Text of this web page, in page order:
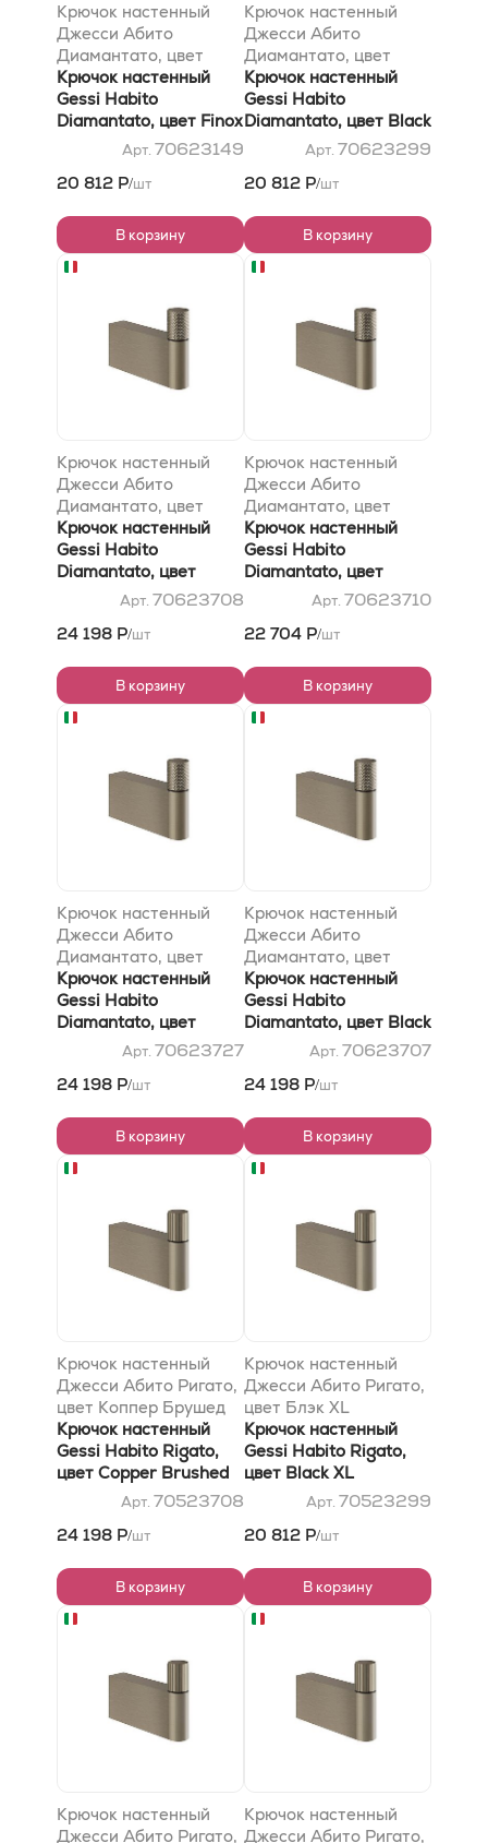
Крючок настенный
Джесси Абито
Диамантато, цвет
Финокс Брушед Никел
Крючок настенный
Gessi Habito
Diamantato, цвет Finox
Brushed Nickel
Арт. 70623149
20 812 Р/шт
В корзину
Крючок настенный
Джесси Абито
Диамантато, цвет
Блэк XL
Крючок настенный
Gessi Habito
Diamantato, цвет Black
Арт. 70623299
20 812 Р/шт
В корзину
Крючок настенный
Джесси Абито
Диамантато, цвет
Коппер Брушед PVD
Крючок настенный
Gessi Habito
Diamantato, цвет
Copper Brushed PVD
Арт. 70623708
24 198 Р/шт
В корзину
Крючок настенный
Джесси Абито
Диамантато, цвет
Брасс PVD
Крючок настенный
Gessi Habito
Diamantato, цвет
Brass PVD
Арт. 70623710
22 704 Р/шт
В корзину
Крючок настенный
Джесси Абито
Диамантато, цвет
Брушед Брасс PVD
Крючок настенный
Gessi Habito
Diamantato, цвет
Brushed Brass PVD
Арт. 70623727
24 198 Р/шт
В корзину
Крючок настенный
Джесси Абито
Диамантато, цвет
Блэк Метал Br. PVD
Крючок настенный
Gessi Habito
Diamantato, цвет Black
Metal Br. PVD
Арт. 70623707
24 198 Р/шт
В корзину
Крючок настенный
Джесси Абито Ригато,
цвет Коппер Брушед
PVD
Крючок настенный
Gessi Habito Rigato,
цвет Copper Brushed
Арт. 70523708
24 198 Р/шт
В корзину
Крючок настенный
Джесси Абито Ригато,
цвет Блэк XL
Крючок настенный
Gessi Habito Rigato,
цвет Black XL
Арт. 70523299
20 812 Р/шт
В корзину
Крючок настенный
Джесси Абито Ригато,
Крючок настенный
Джесси Абито Ригато,